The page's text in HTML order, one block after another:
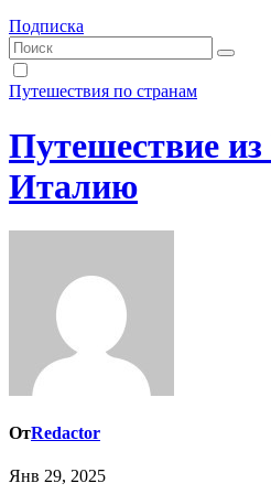
Подписка
Путешествия по странам
Путешествие
Италию
ОтRedactor
Янв 29, 2025